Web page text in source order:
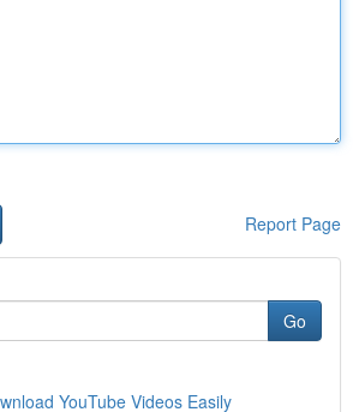
Report Page
Go
YouTube Videos Easily